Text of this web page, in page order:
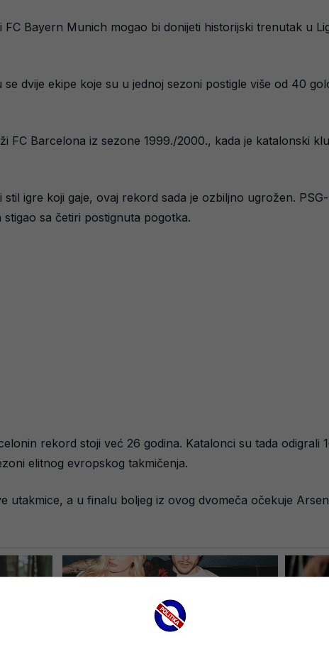
Bayern Munich mogao bi donijeti historijski trenutak u
dvije ekipe koje su u jednoj sezoni postigle više od 40
FC Barcelona iz sezone 1999./2000., kada je katalonski
igre koji gaje, ovaj rekord sada je ozbiljno ugrožen.
sa četiri postignuta pogotka.
rekord stoji već 26 godina. Katalonci su tada odigrali
elitnog evropskog takmičenja.
utakmice, a u finalu boljeg iz ovog dvomeča očekuje